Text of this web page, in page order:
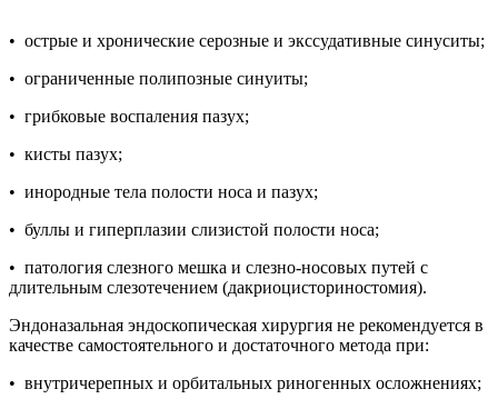
• острые и хронические серозные и экссудативные синуситы;
• ограниченные полипозные синуиты;
• грибковые воспаления пазух;
• кисты пазух;
• инородные тела полости носа и пазух;
• буллы и гиперплазии слизистой полости носа;
• патология слезного мешка и слезно-носовых путей с
длительным слезотечением (дакриоцисториностомия).
Эндоназальная эндоскопическая хирургия не рекомендуется в
качестве самостоятельного и достаточного метода при:
• внутричерепных и орбитальных риногенных осложнениях;